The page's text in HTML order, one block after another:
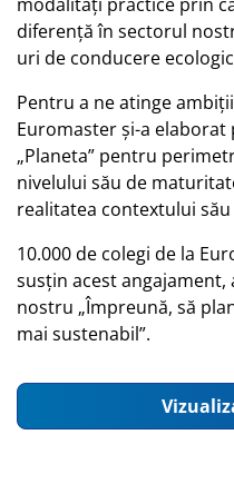
diferență în sectorul
uri de conducere
Pentru a ne atinge
Euromaster și-a
„Planeta” pentru
nivelului său de
realitatea contextului său
10.000 de colegi de la
susțin acest
nostru „Împreună, să
mai sustenabil”.